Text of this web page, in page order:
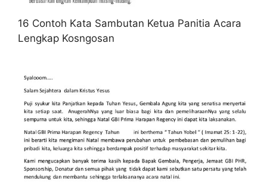
16 Contoh Kata Sambutan Ketua Panitia Acara
Lengkap Kosngosan